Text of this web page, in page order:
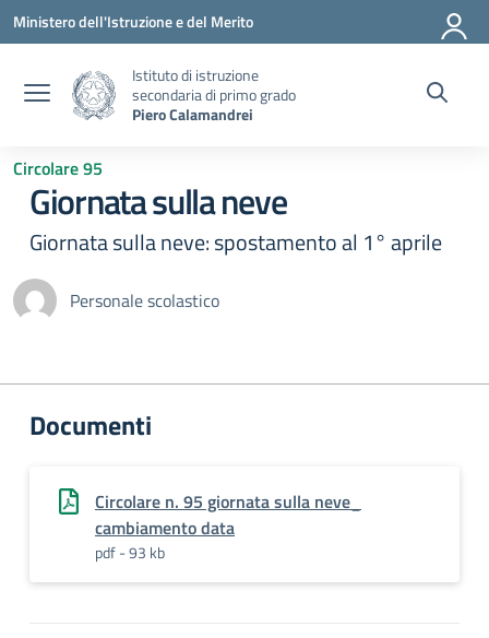
Vai ai contenuti
Vai al menu di navigazione
Vai al footer
Ministero dell'Istruzione e del Merito
Istituto di istruzione
secondaria di primo grado
Piero Calamandrei
Circolare 95
Giornata sulla neve
Giornata sulla neve: spostamento al 1° aprile
Personale scolastico
Documenti
Circolare n. 95 giornata sulla neve_
cambiamento data
pdf - 93 kb